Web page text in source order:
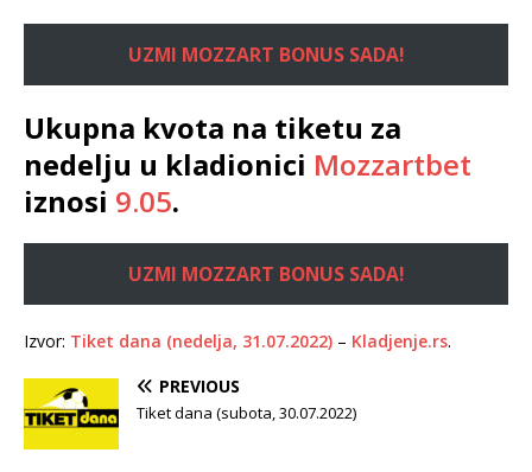
UZMI MOZZART BONUS SADA!
Ukupna kvota na tiketu za
nedelju u kladionici Mozzartbet
iznosi 9.05.
UZMI MOZZART BONUS SADA!
Izvor: Tiket dana (nedelja, 31.07.2022) – Kladjenje.rs.
PREVIOUS
Tiket dana (subota, 30.07.2022)